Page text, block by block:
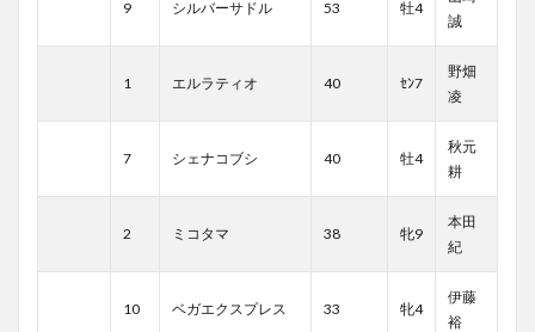
9 シルバーサドル 53 牡4
誠
1 エルラティオ 40 ｾﾝ7
野畑
凌
7 シェナコブシ 40 牡4
秋元
耕
2 ミコタマ 38 牝9
本田
紀
10 ベガエクスプレス 33 牝4
伊藤
裕